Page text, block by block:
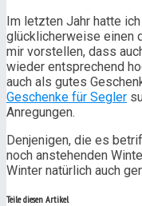
Im letzten Jahr hatte
glücklicherweise einen
mir vorstellen, dass
wieder entsprechend
auch als gutes
Geschenke für Segler
Anregungen.
Denjenigen, die es
noch anstehenden
Winter natürlich auch
Teile diesen Artikel